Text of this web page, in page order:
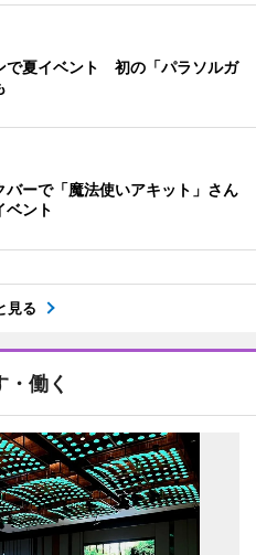
で夏イベント 初の「パラソルガ
バーで「魔法使いアキット」さん
ベント
見る
・働く